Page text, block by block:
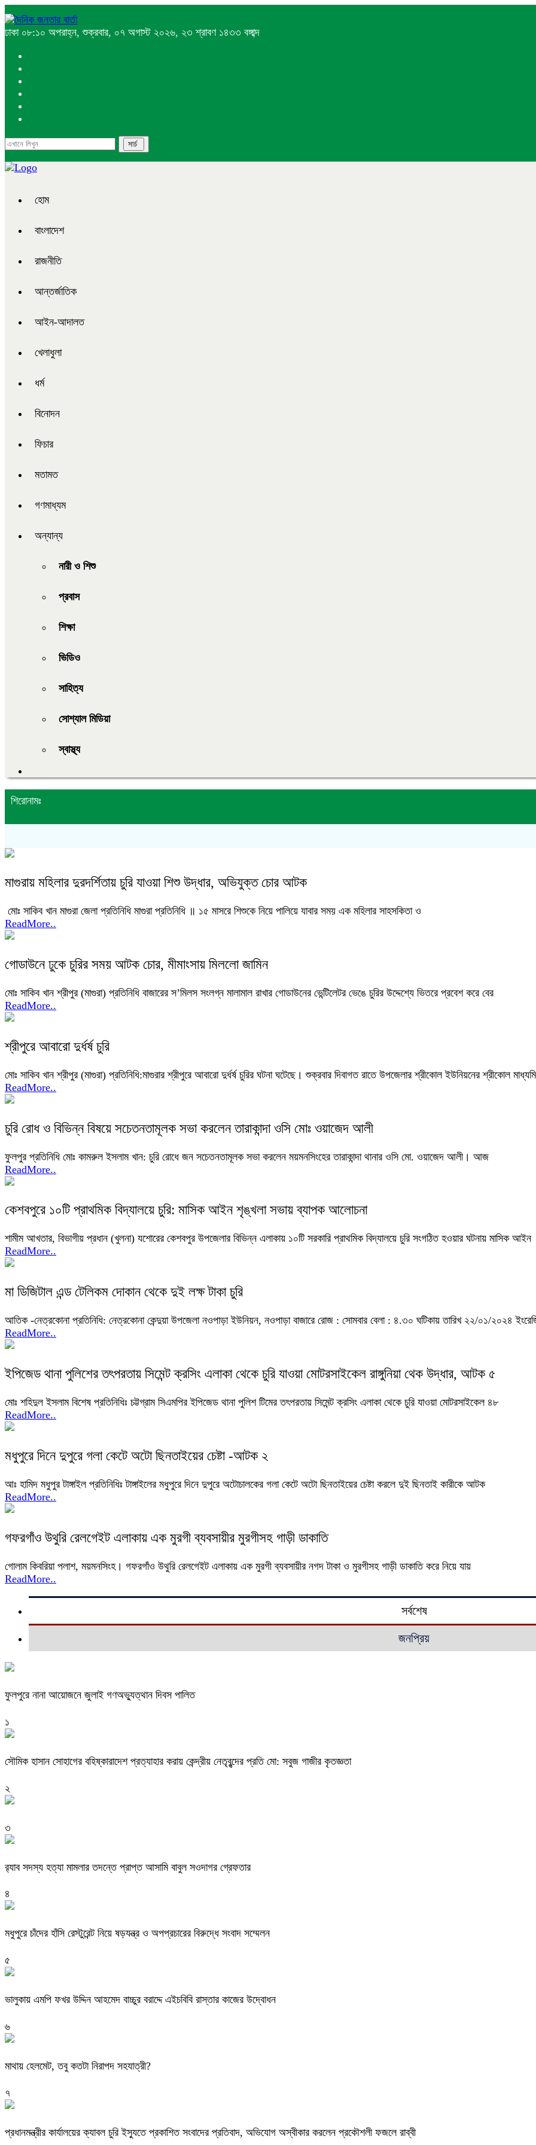
ঢাকা ০৮:১০ অপরাহ্ন, শুক্রবার, ০৭ অগাস্ট ২০২৬, ২৩ শ্রাবণ ১৪৩৩ বঙ্গাব্দ
হোম
বাংলাদেশ
রাজনীতি
আন্তর্জাতিক
আইন-আদালত
খেলাধুলা
ধর্ম
বিনোদন
ফিচার
মতামত
গণমাধ্যম
অন্যান্য
নারী ও শিশু
প্রবাস
শিক্ষা
ভিডিও
সাহিত্য
সোশ্যাল মিডিয়া
স্বাস্থ্য
শিরোনামঃ
মাগুরায় মহিলার দুরদর্শিতায় চুরি যাওয়া শিশু উদ্ধার, অভিযুক্ত চোর আটক
মোঃ সাকিব খান মাগুরা জেলা প্রতিনিধি মাগুরা প্রতিনিধি ॥ ১৫ মাসরে শিশুকে নিয়ে পালিয়ে যাবার সময় এক মহিলার সাহসকিতা ও
ReadMore..
গোডাউনে ঢুকে চুরির সময় আটক চোর, মীমাংসায় মিললো জামিন
মোঃ সাকিব খান শ্রীপুর (মাগুরা) প্রতিনিধি বাজারের স’মিলস সংলগ্ন মালামাল রাখার গোডাউনের ভেন্টিলেটর ভেঙে চুরির উদ্দেশ্যে ভিতরে প্রবেশ করে বের
ReadMore..
শ্রীপুরে আবারো দুর্ধর্ষ চুরি
মোঃ সাকিব খান শ্রীপুর (মাগুরা) প্রতিনিধি:মাগুরার শ্রীপুরে আবারো দুর্ধর্ষ চুরির ঘটনা ঘটেছে। শুক্রবার দিবাগত রাতে উপজেলার শ্রীকোল ইউনিয়নের শ্রীকোল
ReadMore..
চুরি রোধ ও বিভিন্ন বিষয়ে সচেতনতামূলক সভা করলেন তারাকান্দা ওসি মোঃ ওয়াজেদ আলী
ফুলপুর প্রতিনিধি মোঃ কামরুল ইসলাম খান: চুরি রোধে জন সচেতনতামূলক সভা করলেন ময়মনসিংহের তারাকান্দা থানার ওসি মো. ওয়াজেদ আলী। আজ
ReadMore..
কেশবপুরে ১০টি প্রাথমিক বিদ্যালয়ে চুরি: মাসিক আইন শৃঙ্খলা সভায় ব্যাপক আলোচনা
শামীম আখতার, বিভাগীয় প্রধান (খুলনা) যশোরের কেশবপুর উপজেলার বিভিন্ন এলাকায় ১০টি সরকারি প্রাথমিক বিদ্যালয়ে চুরি সংগঠিত হওয়ার ঘটনায় মাসিক আইন
ReadMore..
মা ডিজিটাল এন্ড টেলিকম দোকান থেকে দুই লক্ষ টাকা চুরি
আতিক -নেত্রকোনা প্রতিনিধি: নেত্রকোনা কেন্দুয়া উপজেলা নওপাড়া ইউনিয়ন, নওপাড়া বাজারে রোজ : সোমবার বেলা : ৪.৩০ ঘটিকায় তারিখ ২২/০১/২০২৪
ReadMore..
ইপিজেড থানা পুলিশের তৎপরতায় সিমেন্ট ক্রসিং এলাকা থেকে চুরি যাওয়া মোটরসাইকেল রাঙ্গুনিয়া থেক উদ্ধার, আটক ৫
মোঃ শহিদুল ইসলাম বিশেষ প্রতিনিধিঃ চট্টগ্রাম সিএমপির ইপিজেড থানা পুলিশ টিমের তৎপরতায় সিমেন্ট ক্রসিং এলাকা থেকে চুরি যাওয়া মোটরসাইকেল ৪৮
ReadMore..
মধুপুরে দিনে দুপুরে গলা কেটে অটো ছিনতাইয়ের চেষ্টা -আটক ২
আঃ হামিদ মধুপুর টাঙ্গাইল প্রতিনিধিঃ টাঙ্গাইলের মধুপুরে দিনে দুপুরে অটোচালকের গলা কেটে অটো ছিনতাইয়ের চেষ্টা করলে দুই ছিনতাই কারীকে আটক
ReadMore..
গফরগাঁও উথুরি রেলগেইট এলাকায় এক মুরগী ব্যবসায়ীর মুরগীসহ গাড়ী ডাকাতি
গোলাম কিবরিয়া পলাশ, ময়মনসিংহ। গফরগাঁও উথুরি রেলগেইট এলাকায় এক মুরগী ব্যবসায়ীর নগদ টাকা ও মুরগীসহ গাড়ী ডাকাতি করে নিয়ে যায়
ReadMore..
সর্বশেষ
জনপ্রিয়
ফুলপুরে নানা আয়োজনে জুলাই গণঅভ্যুত্থান দিবস পালিত
১
সৌমিক হাসান সোহাগের বহিষ্কারাদেশ প্রত্যাহার করায় কেন্দ্রীয় নেতৃবৃন্দের প্রতি মো: সবুজ গাজীর কৃতজ্ঞতা
২
৩
র‌্যাব সদস্য হত্যা মামলার তদন্তে প্রাপ্ত আসামি বাবুল সওদাগর গ্রেফতার
৪
মধুপুরে চাঁদের হাঁসি রেস্টুরেন্ট নিয়ে ষড়যন্ত্র ও অপপ্রচারের বিরুদ্ধে সংবাদ সম্মেলন
৫
ভালুকায় এমপি ফখর উদ্দিন আহমেদ বাচ্চুর বরাদ্দে এইচবিবি রাস্তার কাজের উদ্বোধন
৬
মাথায় হেলমেট, তবু কতটা নিরাপদ সহযাত্রী?
৭
প্রধানমন্ত্রীর কার্যালয়ের ক্যাবল চুরি ইস্যুতে প্রকাশিত সংবাদের প্রতিবাদ, অভিযোগ অস্বীকার করলেন প্রকৌশলী ফজলে রাব্বী